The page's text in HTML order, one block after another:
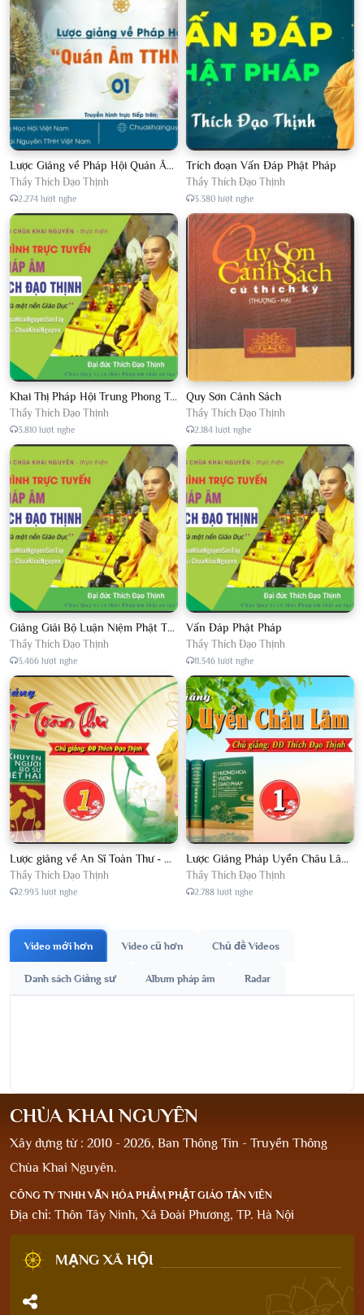
Lược Giảng về Pháp Hội Quán Âm TTHN lần 2
Thầy Thích Đạo Thịnh
2.274 lượt nghe
Trích đoạn Vấn Đáp Phật Pháp
Thầy Thích Đạo Thịnh
3.380 lượt nghe
Khai Thị Pháp Hội Trung Phong Tam Thời Hệ Niệm
Thầy Thích Đạo Thịnh
3.810 lượt nghe
Quy Sơn Cảnh Sách
Thầy Thích Đạo Thịnh
2.184 lượt nghe
Giảng Giải Bộ Luận Niệm Phật Thập Yếu Năm 2018
Thầy Thích Đạo Thịnh
3.466 lượt nghe
Vấn Đáp Phật Pháp
Thầy Thích Đạo Thịnh
11.346 lượt nghe
Lược giảng về An Sĩ Toàn Thư - Chủ giảng Đại Đức Thích Đạo Thịnh
Thầy Thích Đạo Thịnh
2.993 lượt nghe
Lược Giảng Pháp Uyển Châu Lâm, Chủ giảng Đại Đức Thích Đạo Thịnh
Thầy Thích Đạo Thịnh
2.788 lượt nghe
Video mới hơn Video cũ hơn Chủ đề Videos
Danh sách Giảng sư Album pháp âm Radar
CHÙA KHAI NGUYÊN
Xây dựng từ : 2010 - 2026, Ban Thông Tin - Truyền Thông
Chùa Khai Nguyên.
CÔNG TY TNHH VĂN HÓA PHẨM PHẬT GIÁO TẢN VIÊN
Địa chỉ: Thôn Tây Ninh, Xã Đoài Phương, TP. Hà Nội
MẠNG XÃ HỘI